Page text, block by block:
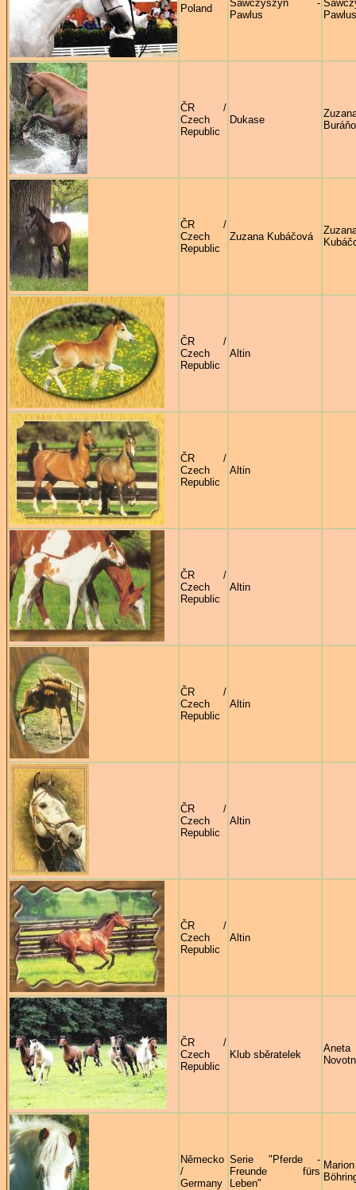
Poland
Sawczyszyn -
Pawlus
Pawlus
ČR /
Czech
Republic
Dukase
ČR /
Czech
Republic
Zuzana Kubáčová
ČR /
Czech
Republic
Altin
ČR /
Czech
Republic
Altin
ČR /
Czech
Republic
Altin
ČR /
Czech
Republic
Altin
ČR /
Czech
Republic
Altin
ČR /
Czech
Republic
Altin
ČR /
Czech
Republic
Klub sběratelek
Aneta
Německo
/
Germany
Serie "Pferde -
Freunde fürs
Leben"
Marion